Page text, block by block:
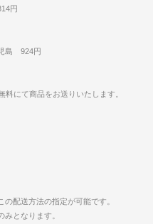
円
島 924円
料にて商品をお送りいたします。
配送方法の指定が可能です。
みとなります。